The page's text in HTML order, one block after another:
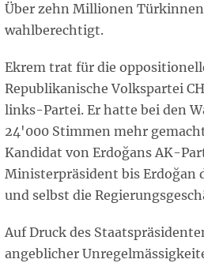
Über zehn Millionen
wahlberechtigt.
Ekrem trat für die
Republikanische Volkspartei
links-Partei. Er hatte bei den
24'000 Stimmen mehr gemacht
Kandidat von Erdoğans AK-
Ministerpräsident bis Erdoğan
und selbst die
Auf Druck des
angeblicher